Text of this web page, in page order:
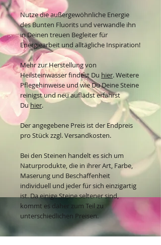
Nutze die außergewöhnliche Energie
des Bunten Fluorits und verwandle ihn
in Deinen treuen Begleiter für
Energiearbeit und alltägliche Inspiration!
Mehr zur Herstellung von
Heilsteinwasser findest Du hier. Weitere
Pflegehinweise und wie Du Deine Steine
reinigst und neu auflädst erfährst
Duhier.
Der angegebene Preis ist der Endpreis
pro Stück zzgl. Versandkosten.
Bei den Steinen handelt es sich um
Naturprodukte, die in ihrer Art, Farbe,
Maserung und Beschaffenheit
individuell und jeder für sich einzigartig
ist. Da einige Steine seltener sind,
kommt es daher zum Teil zu
unterschiedlichen Preisen.